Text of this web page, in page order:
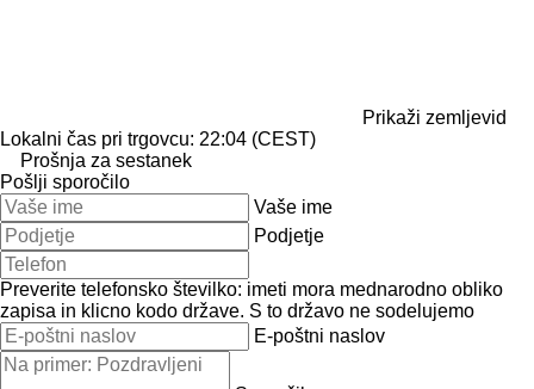
Prikaži zemljevid
Lokalni čas pri trgovcu: 22:04 (CEST)
Prošnja za sestanek
Pošlji sporočilo
Vaše ime
Podjetje
Preverite telefonsko številko: imeti mora mednarodno obliko
zapisa in klicno kodo države. S to državo ne sodelujemo
E-poštni naslov